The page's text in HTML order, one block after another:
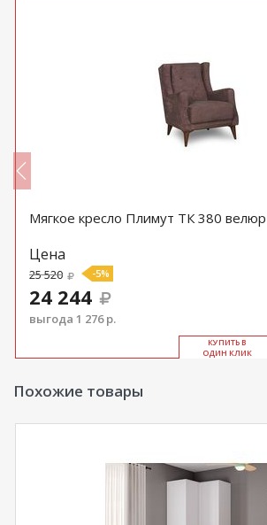
Мягкое кресло Плимут ТК 380 велюр
Цена
25 520 -5%
24 244
выгода 1 276 р.
КУ­ПИТЬ В
ОДИН КЛИК
Похожие товары